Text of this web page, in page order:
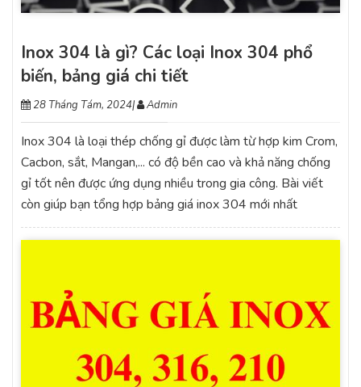
Inox 304 là gì? Các loại Inox 304 phổ
biến, bảng giá chi tiết
28 Tháng Tám, 2024| Admin
Inox 304 là loại thép chống gỉ được làm từ hợp kim Crom,
Cacbon, sắt, Mangan,... có độ bền cao và khả năng chống
gỉ tốt nên được ứng dụng nhiều trong gia công. Bài viết
còn giúp bạn tổng hợp bảng giá inox 304 mới nhất